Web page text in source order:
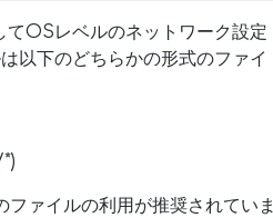
OSレベルのネットワーク設定
下のどちらかの形式のファイ
ァイルの利用が推奨されていま